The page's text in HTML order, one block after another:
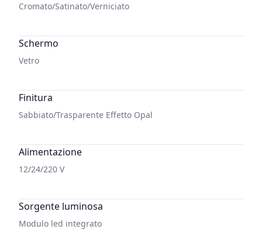
Cromato/Satinato/Verniciato
Schermo
Vetro
Finitura
Sabbiato/Trasparente Effetto Opal
Alimentazione
12/24/220 V
Sorgente luminosa
Modulo led integrato